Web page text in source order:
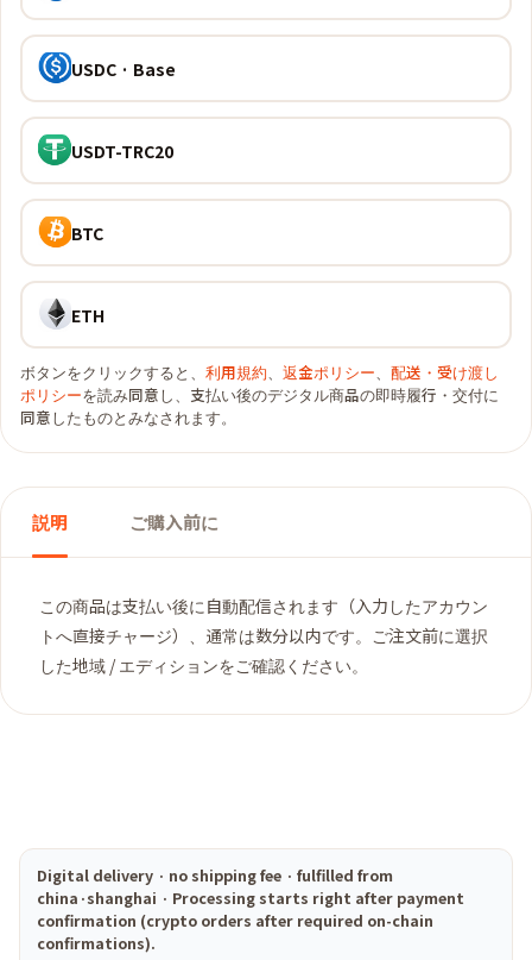
USDC · Base
USDT-TRC20
BTC
ETH
ボタンをクリックすると、 利用規約、 返金ポリシー、 配送・受け渡し
ポリシーを読み同意し、支払い後のデジタル商品の即時履行・交付に
同意したものとみなされます。
説明 ご購入前に
この商品は支払い後に自動配信されます（入力したアカウン
トへ直接チャージ）、通常は数分以内です。ご注文前に選択
した地域 / エディションをご確認ください。
Digital delivery · no shipping fee · fulfilled from
china·shanghai · Processing starts right after payment
confirmation (crypto orders after required on-chain
confirmations).